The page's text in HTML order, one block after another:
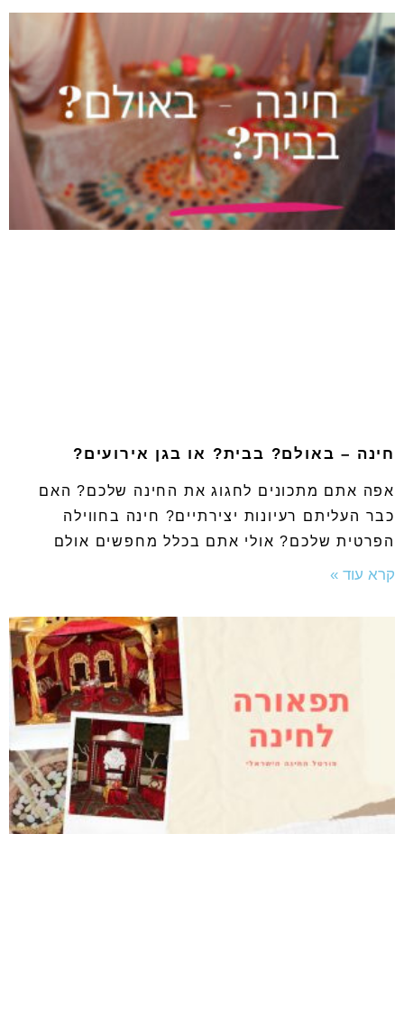
חינה – באולם? בבית? או בגן אירועים?
אפה אתם מתכונים לחגוג את החינה שלכם? האם
כבר העליתם רעיונות יצירתיים? חינה בחווילה
הפרטית שלכם? אולי אתם בכלל מחפשים אולם
קרא עוד »